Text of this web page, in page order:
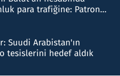
para trafiğine: Patron
Suudi Arabistan'ın
tesislerini hedef aldık